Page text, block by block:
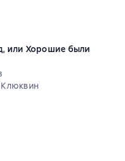
или Хорошие были
Клюквин
4,5 на основе 39 оценок